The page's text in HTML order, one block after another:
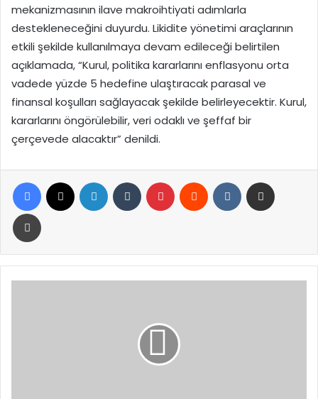
mekanizmasının ilave makroihtiyati adımlarla
destekleneceğini duyurdu. Likidite yönetimi araçlarının
etkili şekilde kullanılmaya devam edileceği belirtilen
açıklamada, “Kurul, politika kararlarını enflasyonu orta
vadede yüzde 5 hedefine ulaştıracak parasal ve
finansal koşulları sağlayacak şekilde belirleyecektir. Kurul,
kararlarını öngörülebilir, veri odaklı ve şeffaf bir
çerçevede alacaktır” denildi.
Facebook LinkedIn Tumblr Pinterest Reddit VKontakte
Yazdır